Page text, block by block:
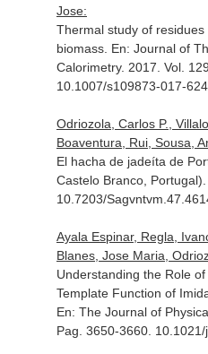
Jose:
Thermal study of
biomass. En: Journal of
Calorimetry. 2017. Vol.
10.1007/s109873-017-
Odriozola, Carlos P.,
Boaventura, Rui, Sousa,
El hacha de jadeíta de
Castelo Branco,
10.7203/
Ayala Espinar, Regla,
Blanes, Jose Maria,
Understanding the Role
Template Function of
En: The Journal of
Pag. 3650-3660.